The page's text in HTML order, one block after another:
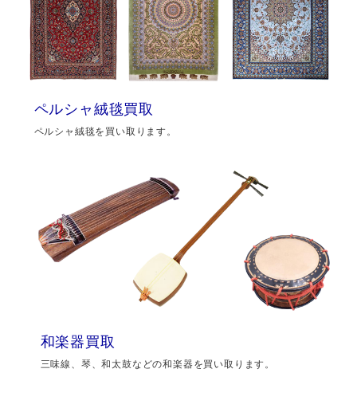
ペルシャ絨毯買取
ペルシャ絨毯を買い取ります。
和楽器買取
三味線、琴、和太鼓などの和楽器を買い取ります。